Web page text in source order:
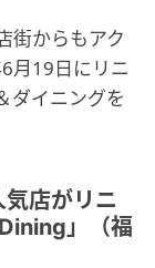
街からもアク
月19日にリニ
ダイニングを
店がリニ
」（福